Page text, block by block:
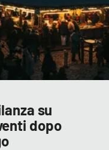
su
dopo